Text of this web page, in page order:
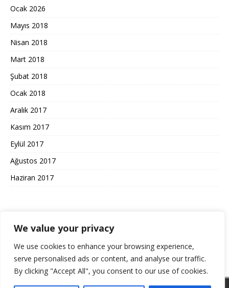
We value your privacy
We use cookies to enhance your browsing experience,
serve personalised ads or content, and analyse our traffic.
By clicking "Accept All", you consent to our use of cookies.
Ocak 2026
Mayıs 2018
Nisan 2018
Mart 2018
Şubat 2018
Ocak 2018
Aralık 2017
Kasım 2017
Eylül 2017
Ağustos 2017
Haziran 2017
KULLANIM ŞARTLARI GIZLILIK
Gizlilik Politikası ve Kullanım Koşulları